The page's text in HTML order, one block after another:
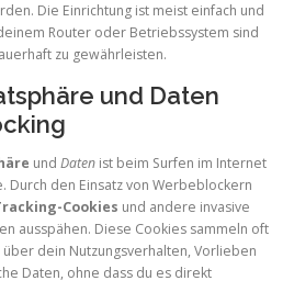
Die Einrichtung ist meist einfach und
Router oder Betriebssystem sind
zu gewährleisten.
und Daten
und Daten ist beim Surfen im Internet
Durch den Einsatz von Werbeblockern
Cookies und andere invasive
ausspähen. Diese Cookies sammeln oft
dein Nutzungsverhalten, Vorlieben
Daten, ohne dass du es direkt